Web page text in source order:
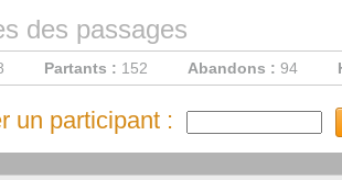
des passages
Partants : 152 Abandons : 94
un participant :